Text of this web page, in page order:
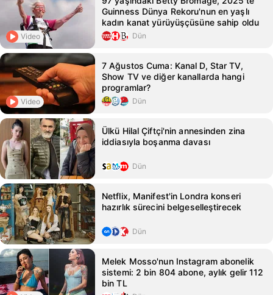
Video
Guinness Dünya Rekoru'nun en yaşlı
kadın kanat yürüyüşçüsüne sahip oldu
Dün
Video
7 Ağustos Cuma: Kanal D, Star TV,
Show TV ve diğer kanallarda hangi
programlar?
Dün
Ülkü Hilal Çiftçi'nin annesinden zina
iddiasıyla boşanma davası
Dün
Netflix, Manifest'in Londra konseri
hazırlık sürecini belgeselleştirecek
Dün
Melek Mosso'nun Instagram abonelik
sistemi: 2 bin 804 abone, aylık gelir 112
bin TL